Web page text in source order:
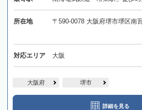
所在地 〒590-0078 大阪府堺市堺区南
対応エリア 大阪
大阪府 堺市
詳細を見る